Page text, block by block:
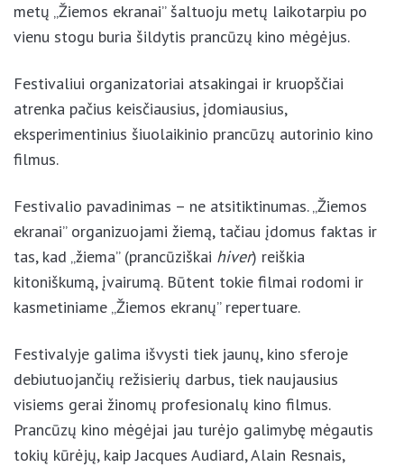
metų „Žiemos ekranai” šaltuoju metų laikotarpiu po
vienu stogu buria šildytis prancūzų kino mėgėjus.
Festivaliui organizatoriai atsakingai ir kruopščiai
atrenka pačius keisčiausius, įdomiausius,
eksperimentinius šiuolaikinio prancūzų autorinio kino
filmus.
Festivalio pavadinimas – ne atsitiktinumas. „Žiemos
ekranai” organizuojami žiemą, tačiau įdomus faktas ir
tas, kad „žiema” (prancūziškai hiver) reiškia
kitoniškumą, įvairumą. Būtent tokie filmai rodomi ir
kasmetiniame „Žiemos ekranų” repertuare.
Festivalyje galima išvysti tiek jaunų, kino sferoje
debiutuojančių režisierių darbus, tiek naujausius
visiems gerai žinomų profesionalų kino filmus.
Prancūzų kino mėgėjai jau turėjo galimybę mėgautis
tokių kūrėjų, kaip Jacques Audiard, Alain Resnais,